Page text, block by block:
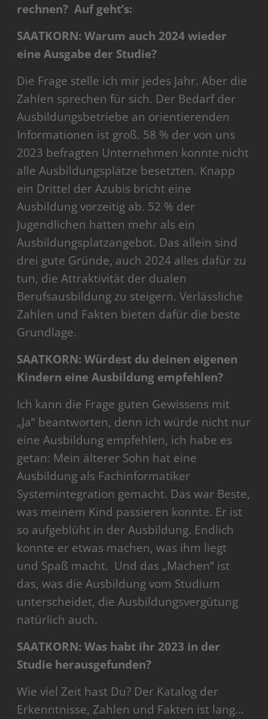
rechnen? Auf geht’s:
SAATKORN: Warum auch 2024 wieder
eine Ausgabe der Studie?
Die Frage stelle ich mir jedes Jahr. Aber die
Zahlen sprechen für sich. Der Bedarf der
Ausbildungsbetriebe an orientierenden
Informationen ist groß. 58 % der von uns
2023 befragten Unternehmen konnte nicht
alle Ausbildungsplätze besetzten. Knapp
ein Drittel der Azubis bricht eine
Ausbildung vorzeitig ab. 52 % der
Jugendlichen hatten mehr als ein
Ausbildungsplatzangebot. Das allein sind
drei gute Gründe, auch 2024 alles dafür zu
tun, die Attraktivität der dualen
Berufsausbildung zu steigern. Verlässliche
Zahlen und Fakten bieten dafür die beste
Grundlage.
SAATKORN: Würdest du deinen eigenen
Kindern eine Ausbildung empfehlen?
Ich kann die Frage guten Gewissens mit
„Ja“ beantworten, denn ich würde nicht nur
eine Ausbildung empfehlen, ich habe es
getan: Mein älterer Sohn hat eine
Ausbildung als Fachinformatiker
Systemintegration gemacht. Das war Beste,
was meinem Kind passieren konnte. Er ist
so aufgeblüht in der Ausbildung. Endlich
konnte er etwas machen, was ihm liegt
und Spaß macht. Und das „Machen“ ist
das, was die Ausbildung vom Studium
unterscheidet, die Ausbildungsvergütung
natürlich auch.
SAATKORN: Was habt ihr 2023 in der
Studie herausgefunden?
Wie viel Zeit hast Du? Der Katalog der
Erkenntnisse, Zahlen und Fakten ist lang…